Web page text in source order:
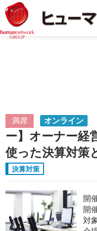
満席 オンライン
ー】オーナー経
使った決算対策
決算対策
開
開
対